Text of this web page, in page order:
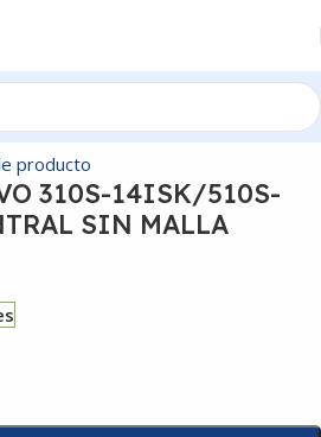
310S-14ISK/510S-
SIN MALLA